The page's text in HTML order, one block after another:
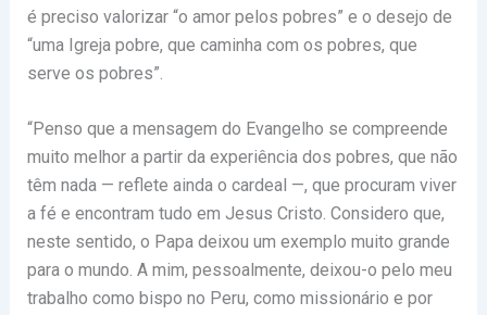
é preciso valorizar “o amor pelos pobres” e o desejo de
“uma Igreja pobre, que caminha com os pobres, que
serve os pobres”.
“Penso que a mensagem do Evangelho se compreende
muito melhor a partir da experiência dos pobres, que não
têm nada — reflete ainda o cardeal —, que procuram viver
a fé e encontram tudo em Jesus Cristo. Considero que,
neste sentido, o Papa deixou um exemplo muito grande
para o mundo. A mim, pessoalmente, deixou-o pelo meu
trabalho como bispo no Peru, como missionário e por